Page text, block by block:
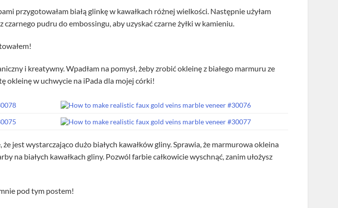
przygotowałam białą glinkę w kawałkach różnej wielkości. Następnie użyłam
pudru do embossingu, aby uzyskać czarne żyłki w kamieniu.
i kreatywny. Wpadłam na pomysł, żeby zrobić okleinę z białego marmuru ze
okleinę w uchwycie na iPada dla mojej córki!
jest wystarczająco dużo białych kawałków gliny. Sprawia, że marmurowa okleina
na białych kawałkach gliny. Pozwól farbie całkowicie wyschnąć, zanim ułożysz
pod tym postem!